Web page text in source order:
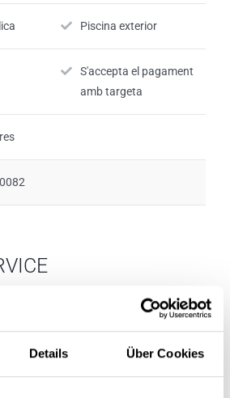
Details Über Cookies
Piscina exterior
S'accepta el pagament
amb targeta
Televisió a la cambra